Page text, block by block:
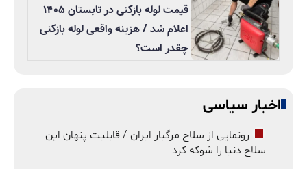
قیمت لوله بازکنی در تابستان ۱۴۰۵
اعلام شد / هزینه واقعی لوله بازکنی
چقدر است؟
اخبار سیاسی
رونمایی از سلاح مرگبار ایران / قابلیت پنهان این
سلاح دنیا را شوکه کرد